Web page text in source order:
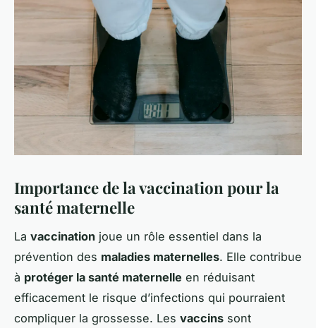
Importance de la vaccination pour la
santé maternelle
La vaccination joue un rôle essentiel dans la
prévention des maladies maternelles. Elle contribue
à protéger la santé maternelle en réduisant
efficacement le risque d’infections qui pourraient
compliquer la grossesse. Les vaccins sont